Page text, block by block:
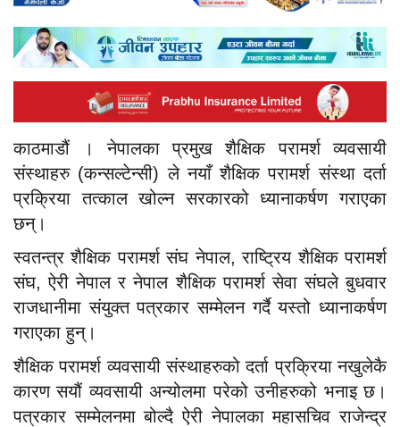
काठमाडौं । नेपालका प्रमुख शैक्षिक परामर्श व्यवसायी
संस्थाहरु (कन्सल्टेन्सी) ले नयाँ शैक्षिक परामर्श संस्था दर्ता
प्रक्रिया तत्काल खोल्न सरकारको ध्यानाकर्षण गराएका
छन्।
स्वतन्त्र शैक्षिक परामर्श संघ नेपाल, राष्ट्रिय शैक्षिक परामर्श
संघ, ऐरी नेपाल र नेपाल शैक्षिक परामर्श सेवा संघले बुधवार
राजधानीमा संयुक्त पत्रकार सम्मेलन गर्दै यस्तो ध्यानाकर्षण
गराएका हुन्।
शैक्षिक परामर्श व्यवसायी संस्थाहरुको दर्ता प्रक्रिया नखुलेकै
कारण सयौं व्यवसायी अन्योलमा परेको उनीहरुको भनाइ छ।
पत्रकार सम्मेलनमा बोल्दै ऐरी नेपालका महासचिव राजेन्द्र